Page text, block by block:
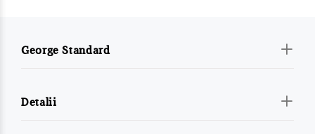
George Standard
Detalii